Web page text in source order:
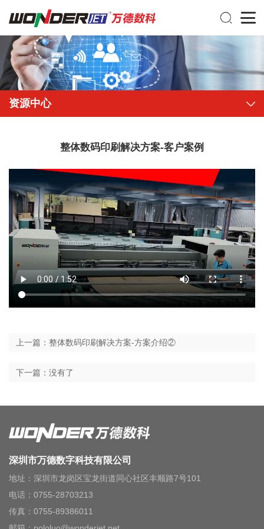
资源中心
整体数码印刷解决方案-客户案例
上一篇：整体数码印刷解决方案-方案介绍②
下一篇：没有了
深圳市万德数字科技有限公司
地址：深圳市龙岗区宝龙街道同心社区丰顺路7号101
电话：0755-28703213
传真：0755-89386011